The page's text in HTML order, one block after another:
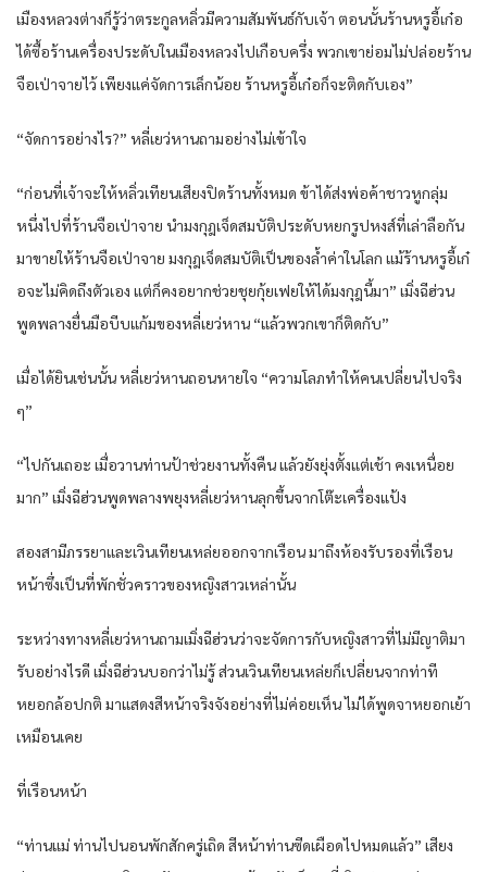
เมืองหลวงต่างก็รู้ว่าตระกูลหลิ่วมีความสัมพันธ์กับเจ้า ตอนนั้นร้านหรูอี้เก๋อ
ได้ซื้อร้านเครื่องประดับในเมืองหลวงไปเกือบครึ่ง พวกเขาย่อมไม่ปล่อยร้าน
จือเป่าจายไว้ เพียงแค่จัดการเล็กน้อย ร้านหรูอี้เก๋อก็จะติดกับเอง”
“จัดการอย่างไร?” หลี่เยว่หานถามอย่างไม่เข้าใจ
“ก่อนที่เจ้าจะให้หลิ่วเทียนเสียงปิดร้านทั้งหมด ข้าได้ส่งพ่อค้าชาวหูกลุ่ม
หนึ่งไปที่ร้านจือเป่าจาย นำมงกุฎเจ็ดสมบัติประดับหยกรูปหงส์ที่เล่าลือกัน
มาขายให้ร้านจือเป่าจาย มงกุฎเจ็ดสมบัติเป็นของล้ำค่าในโลก แม้ร้านหรูอี้เก๋
อจะไม่คิดถึงตัวเอง แต่ก็คงอยากช่วยชุยกุ้ยเฟยให้ได้มงกุฎนี้มา” เมิ่งฉีฮ่วน
พูดพลางยื่นมือบีบแก้มของหลี่เยว่หาน “แล้วพวกเขาก็ติดกับ”
เมื่อได้ยินเช่นนั้น หลี่เยว่หานถอนหายใจ “ความโลภทำให้คนเปลี่ยนไปจริง
ๆ”
“ไปกันเถอะ เมื่อวานท่านป้าช่วยงานทั้งคืน แล้วยังยุ่งตั้งแต่เช้า คงเหนื่อย
มาก” เมิ่งฉีฮ่วนพูดพลางพยุงหลี่เยว่หานลุกขึ้นจากโต๊ะเครื่องแป้ง
สองสามีภรรยาและเวินเทียนเหล่ยออกจากเรือน มาถึงห้องรับรองที่เรือน
หน้าซึ่งเป็นที่พักชั่วคราวของหญิงสาวเหล่านั้น
ระหว่างทางหลี่เยว่หานถามเมิ่งฉีฮ่วนว่าจะจัดการกับหญิงสาวที่ไม่มีญาติมา
รับอย่างไรดี เมิ่งฉีฮ่วนบอกว่าไม่รู้ ส่วนเวินเทียนเหล่ยก็เปลี่ยนจากท่าที
หยอกล้อปกติ มาแสดงสีหน้าจริงจังอย่างที่ไม่ค่อยเห็น ไม่ได้พูดจาหยอกเย้า
เหมือนเคย
ที่เรือนหน้า
“ท่านแม่ ท่านไปนอนพักสักครู่เถิด สีหน้าท่านซีดเผือดไปหมดแล้ว” เสียง